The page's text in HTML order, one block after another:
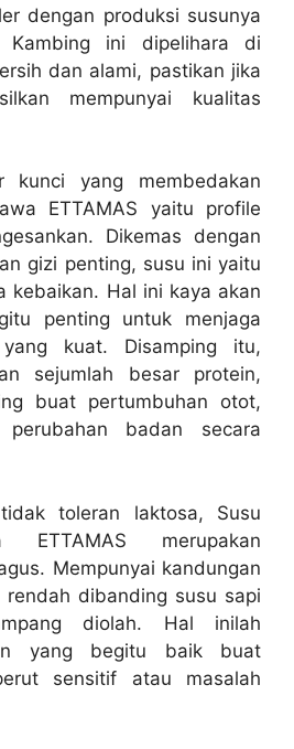
dengan produksi susunya
ini dipelihara di
dan alami, pastikan jika
mempunyai kualitas
kunci yang membedakan
ETTAMAS yaitu profile
Dikemas dengan
gizi penting, susu ini yaitu
kebaikan. Hal ini kaya akan
penting untuk menjaga
kuat. Disamping itu,
sejumlah besar protein,
buat pertumbuhan otot,
badan secara
toleran laktosa, Susu
ETTAMAS merupakan
Mempunyai kandungan
dibanding susu sapi
diolah. Hal inilah
yang begitu baik buat
sensitif atau masalah